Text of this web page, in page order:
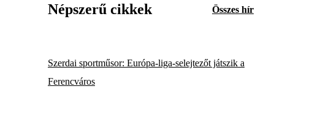
Népszerű cikkek Összes hír
Szerdai sportműsor: Európa-liga-selejtezőt játszik a
Ferencváros